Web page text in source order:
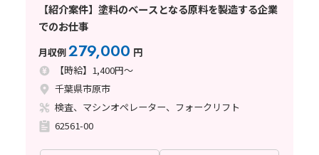
【紹介案件】塗料のベースとなる原料を製造する企業
でのお仕事
月収例279,000 円
【時給】1,400円～
千葉県市原市
検査、マシンオペレーター、フォークリフト
62561-00